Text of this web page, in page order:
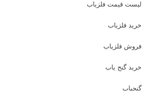
لیست قیمت فلزیاب
خرید فلزیاب
فروش فلزیاب
خرید گنج یاب
گنجیاب